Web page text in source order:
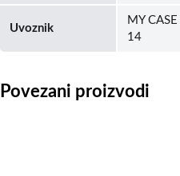
Uvoznik
MY
14
Povezani proizvodi